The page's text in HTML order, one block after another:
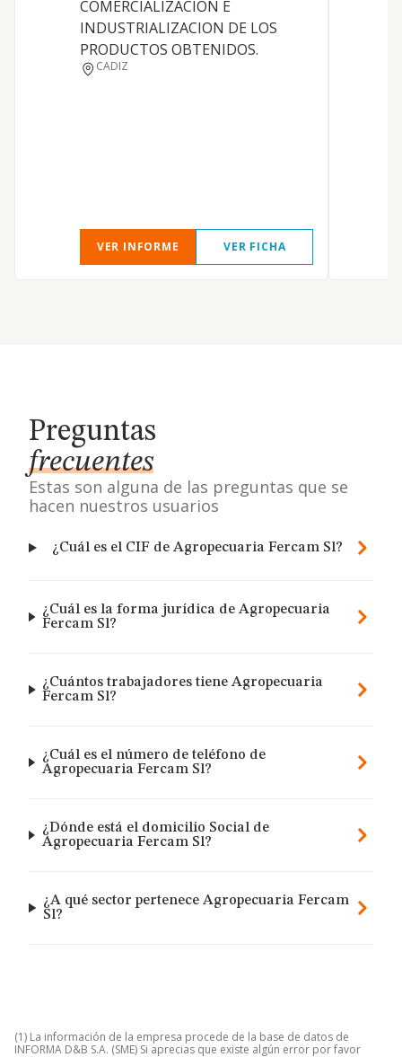
COMERCIALIZACION E
INDUSTRIALIZACION DE LOS
PRODUCTOS OBTENIDOS.
CADIZ
VER INFORME VER FICHA
Preguntas
frecuentes
Estas son alguna de las preguntas que se
hacen nuestros usuarios
¿Cuál es el CIF de Agropecuaria Fercam Sl?
¿Cuál es la forma jurídica de Agropecuaria
Fercam Sl?
¿Cuántos trabajadores tiene Agropecuaria
Fercam Sl?
¿Cuál es el número de teléfono de
Agropecuaria Fercam Sl?
¿Dónde está el domicilio Social de
Agropecuaria Fercam Sl?
¿A qué sector pertenece Agropecuaria Fercam
Sl?
(1) La información de la empresa procede de la base de datos de
INFORMA D&B S.A. (SME) Si aprecias que existe algún error por favor